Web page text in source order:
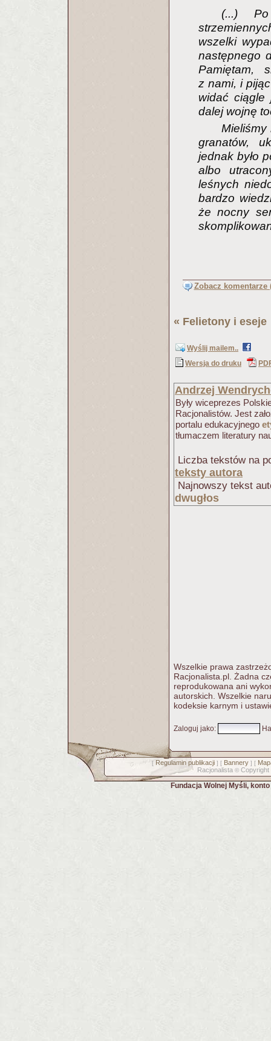
(...)
wszelki
następnego
Pamiętam,
z nami, i
widać ciągle
dalej wojnę
granatów,
jednak było
albo
leśnych
bardzo
że nocny
Zobacz komentarze
« Felietony i eseje
Wyślij mailem..
Wersja do druku
Andrzej
Były wiceprezes
Racjonalistów. Jest
portalu edukacyjnego
tłumaczem literatury
Liczba tekstów na
teksty autora
Najnowszy tekst
dwugłos
Wszelkie prawa
Racjonalista.pl. Żadna
reprodukowana ani
autorskich. Wszelkie
kodeksie karnym i
Zaloguj jako:
[ Regulamin publikacji] [ Bannery] [
Racjonalista © Copyright
Fundacja Wolnej Myśli,